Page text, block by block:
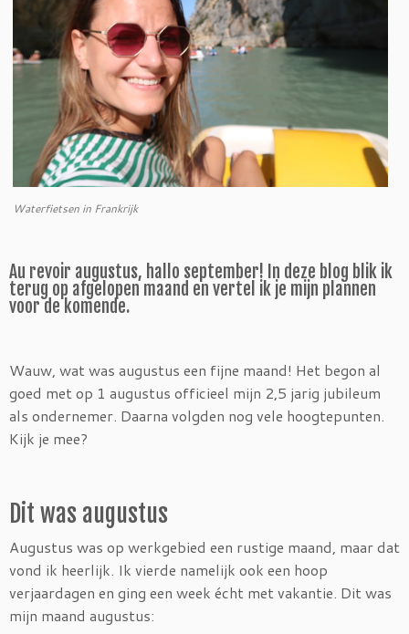
Waterfietsen in Frankrijk
Au revoir augustus, hallo september! In deze blog blik ik
terug op afgelopen maand en vertel ik je mijn plannen
voor de komende.
Wauw, wat was augustus een fijne maand! Het begon al
goed met op 1 augustus officieel mijn 2,5 jarig jubileum
als ondernemer. Daarna volgden nog vele hoogtepunten.
Kijk je mee?
Dit was augustus
Augustus was op werkgebied een rustige maand, maar dat
vond ik heerlijk. Ik vierde namelijk ook een hoop
verjaardagen en ging een week écht met vakantie. Dit was
mijn maand augustus: